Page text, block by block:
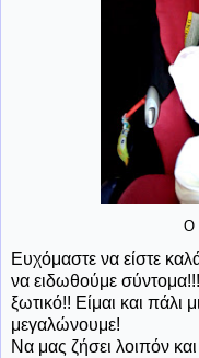
Ο
Ευχόμαστε να είστε
να ειδωθούμε
ξωτικό!! Είμαι και πάλι
μεγαλώνουμε!
Να μας ζήσει λοιπόν